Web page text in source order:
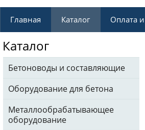
Главная Каталог Оплата
Каталог
Бетоноводы и составляющие
Оборудование для бетона
Металлообрабатывающее
оборудование